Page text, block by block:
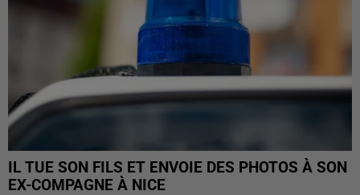
IL TUE SON FILS ET ENVOIE DES PHOTOS À SON
EX-COMPAGNE À NICE